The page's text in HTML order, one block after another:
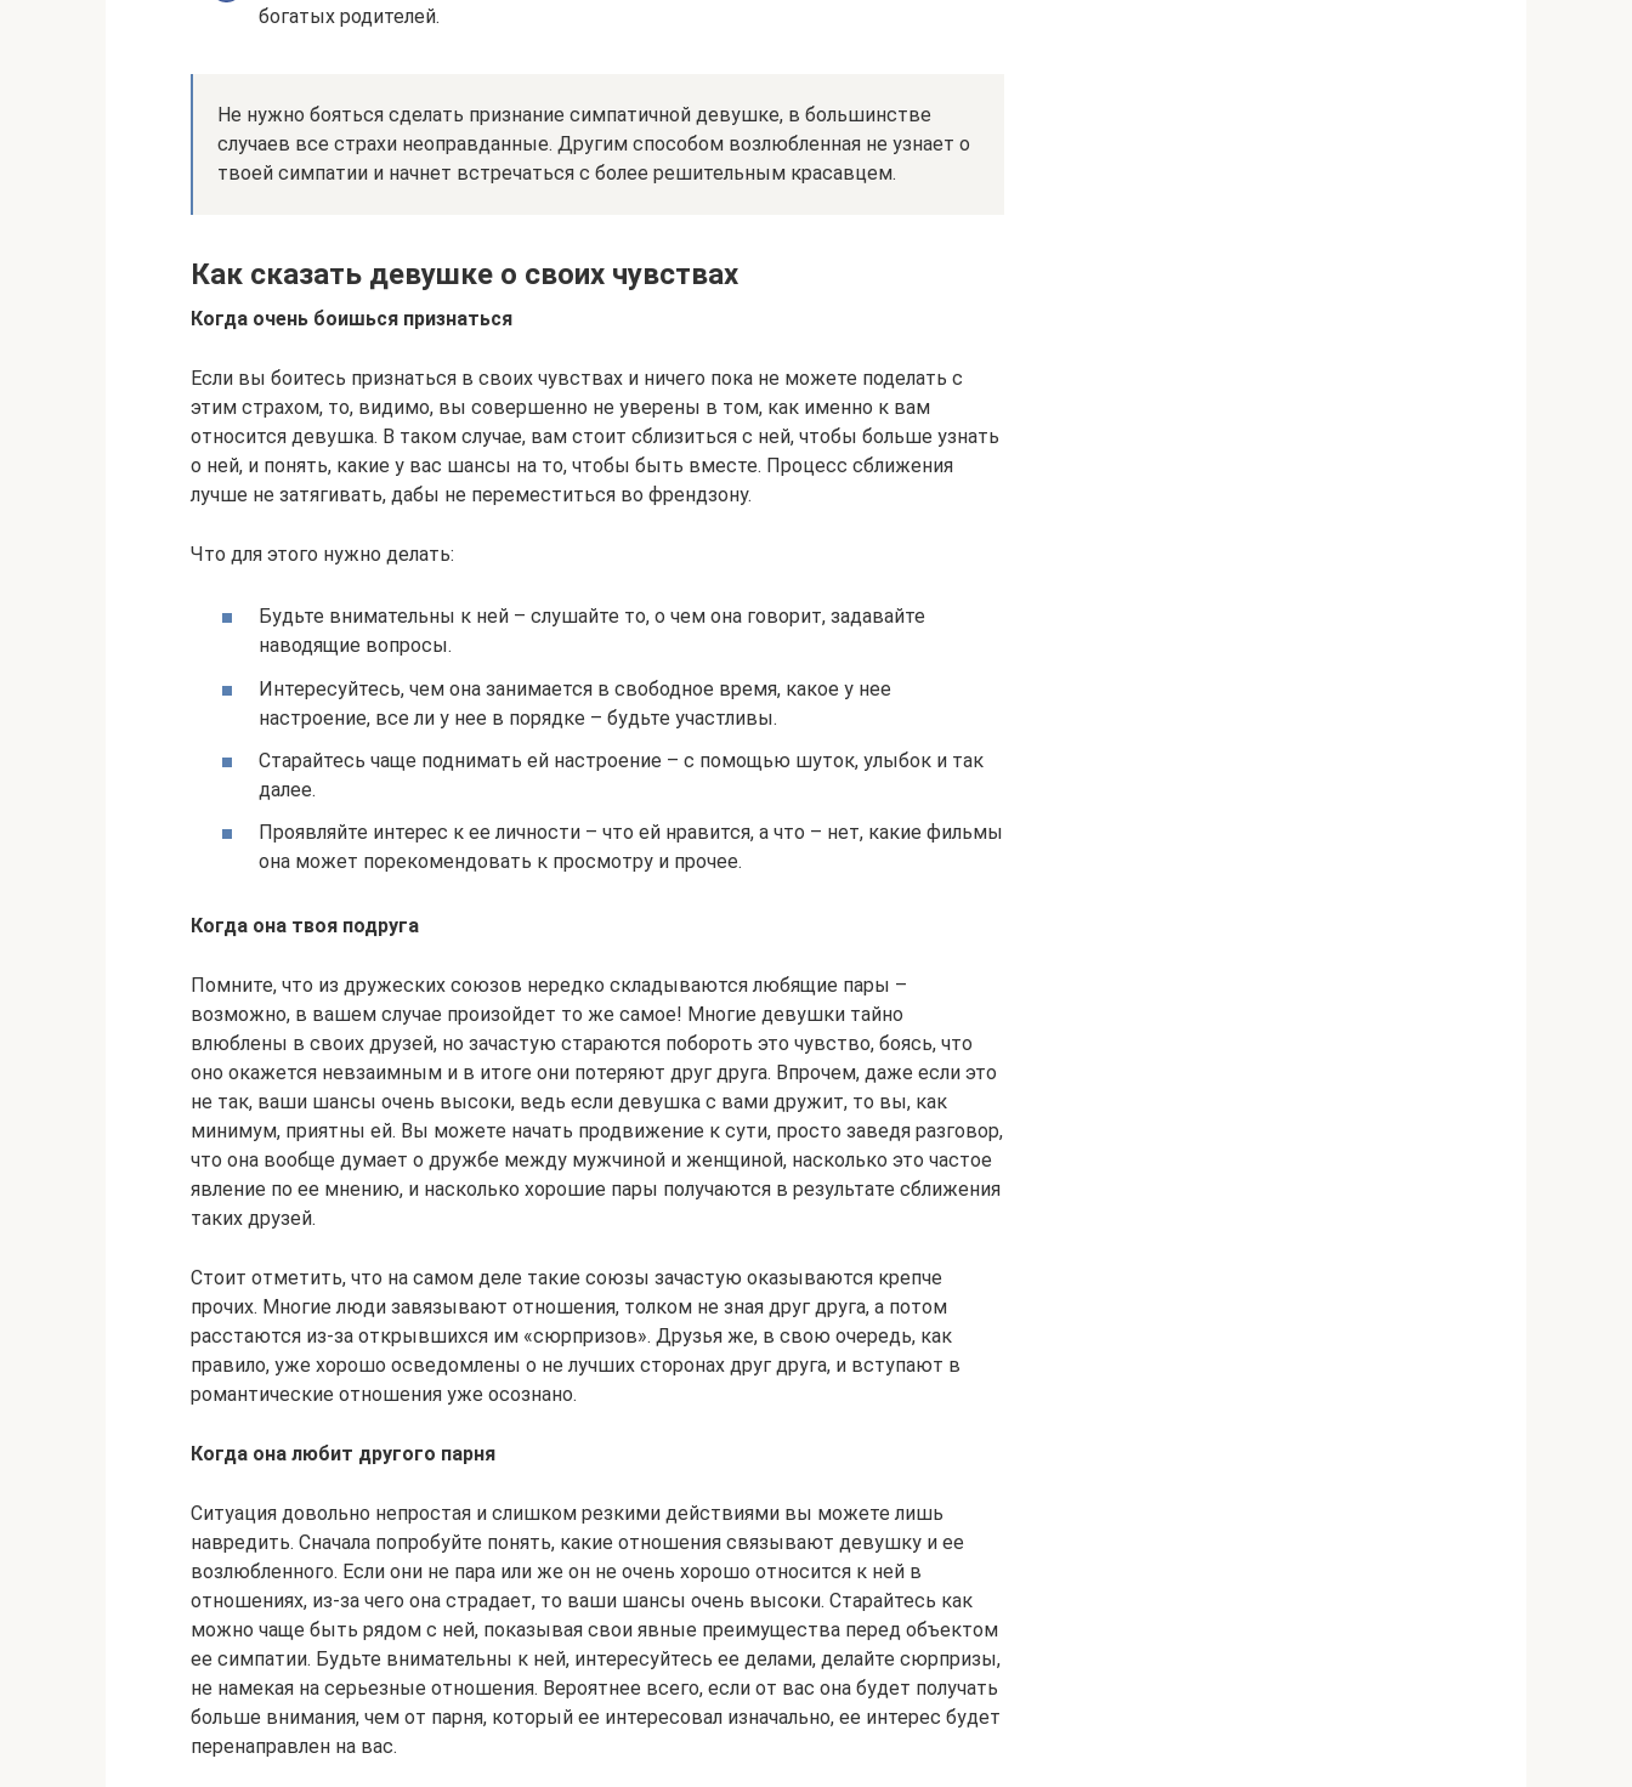
богатых родителей.
Не нужно бояться сделать признание симпатичной девушке, в большинстве
случаев все страхи неоправданные. Другим способом возлюбленная не узнает о
твоей симпатии и начнет встречаться с более решительным красавцем.
Как сказать девушке о своих чувствах
Когда очень боишься признаться
Если вы боитесь признаться в своих чувствах и ничего пока не можете поделать с
этим страхом, то, видимо, вы совершенно не уверены в том, как именно к вам
относится девушка. В таком случае, вам стоит сблизиться с ней, чтобы больше узнать
о ней, и понять, какие у вас шансы на то, чтобы быть вместе. Процесс сближения
лучше не затягивать, дабы не переместиться во френдзону.
Что для этого нужно делать:
Будьте внимательны к ней – слушайте то, о чем она говорит, задавайте
наводящие вопросы.
Интересуйтесь, чем она занимается в свободное время, какое у нее
настроение, все ли у нее в порядке – будьте участливы.
Старайтесь чаще поднимать ей настроение – с помощью шуток, улыбок и так
далее.
Проявляйте интерес к ее личности – что ей нравится, а что – нет, какие фильмы
она может порекомендовать к просмотру и прочее.
Когда она твоя подруга
Помните, что из дружеских союзов нередко складываются любящие пары –
возможно, в вашем случае произойдет то же самое! Многие девушки тайно
влюблены в своих друзей, но зачастую стараются побороть это чувство, боясь, что
оно окажется невзаимным и в итоге они потеряют друг друга. Впрочем, даже если это
не так, ваши шансы очень высоки, ведь если девушка с вами дружит, то вы, как
минимум, приятны ей. Вы можете начать продвижение к сути, просто заведя разговор,
что она вообще думает о дружбе между мужчиной и женщиной, насколько это частое
явление по ее мнению, и насколько хорошие пары получаются в результате сближения
таких друзей.
Стоит отметить, что на самом деле такие союзы зачастую оказываются крепче
прочих. Многие люди завязывают отношения, толком не зная друг друга, а потом
расстаются из-за открывшихся им «сюрпризов». Друзья же, в свою очередь, как
правило, уже хорошо осведомлены о не лучших сторонах друг друга, и вступают в
романтические отношения уже осознано.
Когда она любит другого парня
Ситуация довольно непростая и слишком резкими действиями вы можете лишь
навредить. Сначала попробуйте понять, какие отношения связывают девушку и ее
возлюбленного. Если они не пара или же он не очень хорошо относится к ней в
отношениях, из-за чего она страдает, то ваши шансы очень высоки. Старайтесь как
можно чаще быть рядом с ней, показывая свои явные преимущества перед объектом
ее симпатии. Будьте внимательны к ней, интересуйтесь ее делами, делайте сюрпризы,
не намекая на серьезные отношения. Вероятнее всего, если от вас она будет получать
больше внимания, чем от парня, который ее интересовал изначально, ее интерес будет
перенаправлен на вас.